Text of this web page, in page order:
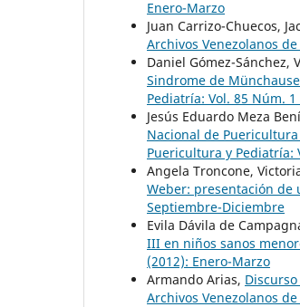
Enero-Marzo
Juan Carrizo-Chuecos,
Archivos Venezolanos
Daniel Gómez-Sánchez,
Sindrome de
Pediatría: Vol. 85 Núm.
Jesús Eduardo Meza
Nacional de
Puericultura y Pediatría:
Angela Troncone,
Weber: presentación de
Septiembre-Diciembre
Evila Dávila de
III en niños sanos
(2012): Enero-Marzo
Armando Arias,
Archivos Venezolanos